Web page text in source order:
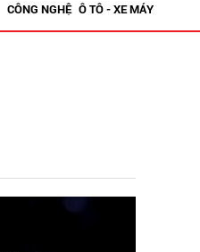
CÔNG NGHỆ Ô TÔ - XE MÁY